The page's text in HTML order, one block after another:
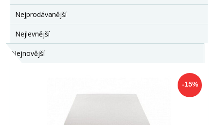
Nejprodávanější
Nejlevnější
Nejnovější
-15%